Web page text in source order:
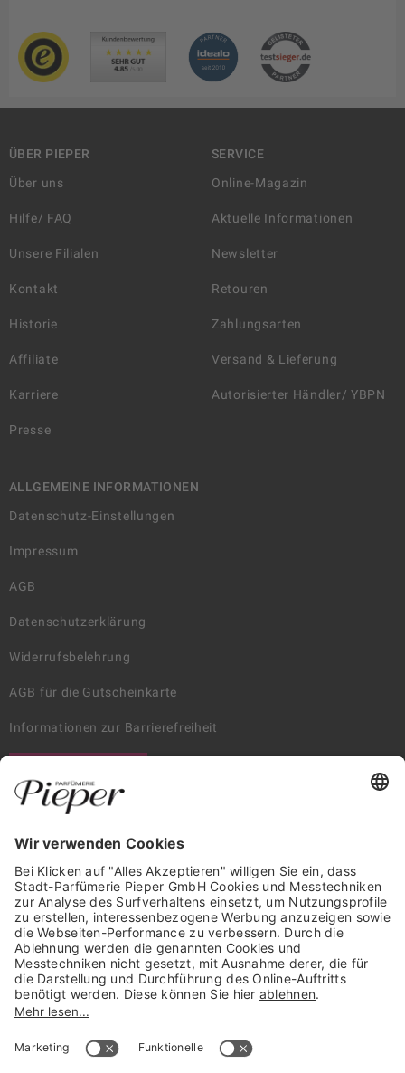
ÜBER PIEPER
Über uns
Hilfe/ FAQ
Unsere Filialen
Kontakt
Historie
Affiliate
Karriere
Presse
SERVICE
Online-Magazin
Aktuelle Informationen
Newsletter
Retouren
Zahlungsarten
Versand & Lieferung
Autorisierter Händler/ YBPN
ALLGEMEINE INFORMATIONEN
Datenschutz-Einstellungen
Impressum
AGB
Datenschutzerklärung
Widerrufsbelehrung
AGB für die Gutscheinkarte
Informationen zur Barrierefreiheit
Trusted Shops Mitglied seit 2010